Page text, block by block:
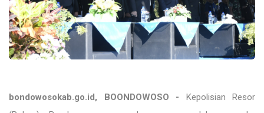
bondowosokab.go.id, BOONDOWOSO - Kepolisian Resor